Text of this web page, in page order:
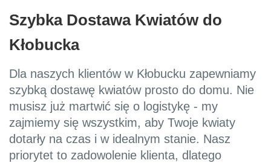
Szybka Dostawa Kwiatów do
Kłobucka
Dla naszych klientów w Kłobucku zapewniamy
szybką dostawę kwiatów prosto do domu. Nie
musisz już martwić się o logistykę - my
zajmiemy się wszystkim, aby Twoje kwiaty
dotarły na czas i w idealnym stanie. Nasz
priorytet to zadowolenie klienta, dlatego